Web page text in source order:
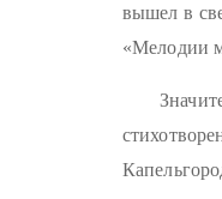
вышел в
«Мелодии